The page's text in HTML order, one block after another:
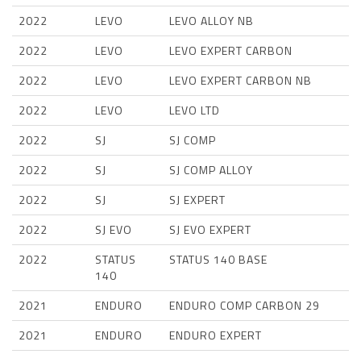
2022
LEVO
LEVO ALLOY NB
2022
LEVO
LEVO EXPERT CARBON
2022
LEVO
LEVO EXPERT CARBON NB
2022
LEVO
LEVO LTD
2022
SJ
SJ COMP
2022
SJ
SJ COMP ALLOY
2022
SJ
SJ EXPERT
2022
SJ EVO
SJ EVO EXPERT
2022
STATUS
140
STATUS 140 BASE
2021 ENDURO
ENDURO COMP CARBON 29
2021
ENDURO ENDURO EXPERT